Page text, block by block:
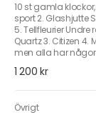
10 st gamla
sport 2. Glashjutte
5. Tellfleurier
Quartz 3. Citizen
men alla har
1 200 kr
Övrigt